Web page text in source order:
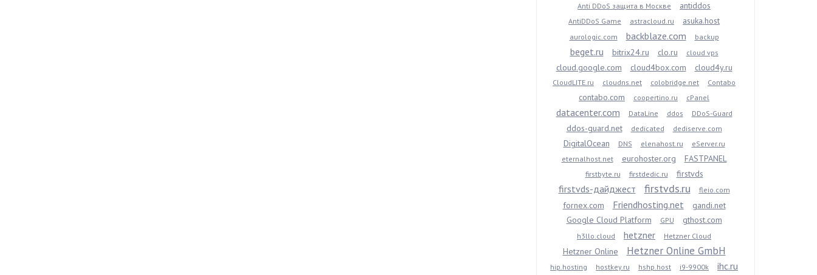
Anti DDoS защита в Москве
antiddos
AntiDDoS Game astracloud.ru asuka.host
aurologic.com backblaze.com backup
beget.ru bitrix24.ru clo.ru cloud vps
cloud.google.com cloud4box.com cloud4y.ru
CloudLITE.ru cloudns.net colobridge.net Contabo
contabo.com coopertino.ru cPanel
datacenter.com DataLine ddos DDoS-Guard
ddos-guard.net dedicated dediserve.com
DigitalOcean DNS elenahost.ru
eServer.ru
eternalhost.net
eurohoster.org FASTPANEL
firstbyte.ru firstdedic.ru firstvds
firstvds-дайджест firstvds.ru fleio.com
fornex.com Friendhosting.net
gandi.net
Google Cloud Platform
GPU gthost.com
h3llo.cloud hetzner Hetzner Cloud
Hetzner Online Hetzner Online GmbH
hip.hosting hostkey.ru hshp.host i9-9900k ihc.ru